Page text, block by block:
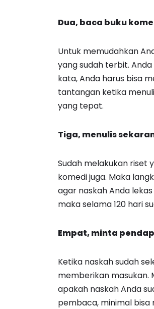
Dua, baca buku
Untuk memudahkan
yang sudah terbit.
kata, Anda harus bisa
tantangan ketika
yang tepat.
Tiga, menulis
Sudah melakukan riset
komedi juga. Maka
agar naskah Anda
maka selama 120 hari
Empat, minta
Ketika naskah sudah
memberikan masukan.
apakah naskah Anda
pembaca, minimal bisa